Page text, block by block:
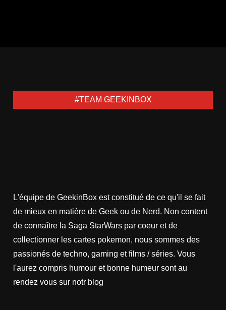
#TEAM GEEKINBOX
L'équipe de GeekinBox est constitué de ce qu'il se fait
de mieux en matière de Geek ou de Nerd. Non content
de connaître la Saga StarWars par coeur et de
collectionner les cartes pokemon, nous sommes des
passionés de techno, gaming et films / séries. Vous
l'aurez compris humour et bonne humeur sont au
rendez vous sur notr blog